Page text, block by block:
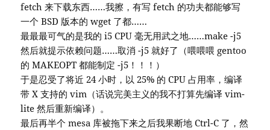
fetch 来下载东西……我擦，有写 fetch 的功夫都能够写
一个 BSD 版本的 wget 了都……
最最最可气的是我的 i5 CPU 毫无用武之地……make -j5
然后就提示依赖问题……取消 -j5 就好了（喂喂喂 gentoo
的 MAKEOPT 都能制定 -j5！！！）
于是忍受了将近 24 小时，以 25% 的 CPU 占用率，编译
带 X 支持的 vim（话说完美主义的我不打算先编译 vim-
lite 然后重新编译）。
最后再半个 mesa 库被拖下来之后我果断地 Ctrl-C 了，然